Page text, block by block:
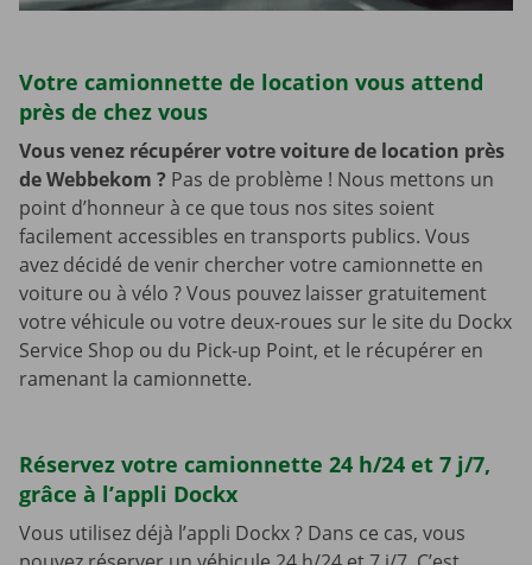
Votre camionnette de location vous attend
près de chez vous
Vous venez récupérer votre voiture de location près
de Webbekom ? Pas de problème ! Nous mettons un
point d’honneur à ce que tous nos sites soient
facilement accessibles en transports publics. Vous
avez décidé de venir chercher votre camionnette en
voiture ou à vélo ? Vous pouvez laisser gratuitement
votre véhicule ou votre deux-roues sur le site du Dockx
Service Shop ou du Pick-up Point, et le récupérer en
ramenant la camionnette.
Réservez votre camionnette 24 h/24 et 7 j/7,
grâce à l’appli Dockx
Vous utilisez déjà l’appli Dockx ? Dans ce cas, vous